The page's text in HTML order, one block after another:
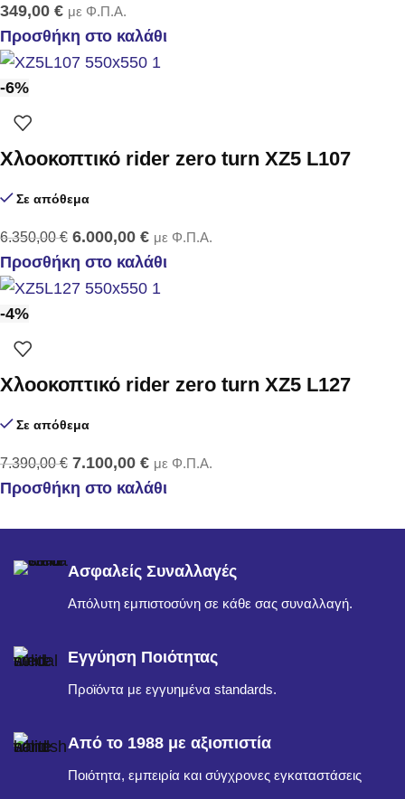
349,00 € με Φ.Π.Α.
Προσθήκη στο καλάθι
-6%
Χλοοκοπτικό rider zero turn XZ5 L107
Σε απόθεμα
6.350,00€ 6.000,00 € με Φ.Π.Α.
Προσθήκη στο καλάθι
-4%
Χλοοκοπτικό rider zero turn XZ5 L127
Σε απόθεμα
7.390,00€ 7.100,00 € με Φ.Π.Α.
Προσθήκη στο καλάθι
Ασφαλείς Συναλλαγές
Απόλυτη εμπιστοσύνη σε κάθε σας συναλλαγή.
Εγγύηση Ποιότητας
Προϊόντα με εγγυημένα standards.
Από το 1988 με αξιοπιστία
Ποιότητα, εμπειρία και σύγχρονες εγκαταστάσεις